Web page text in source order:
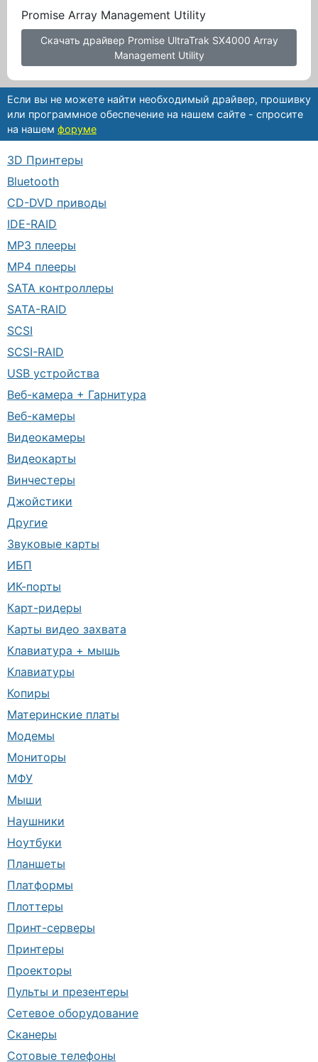
Promise Array Management Utility
Скачать драйвер Promise UltraTrak SX4000 Array
Management Utility
Если вы не можете найти необходимый драйвер, прошивку
или программное обеспечение на нашем сайте - спросите
на нашем форуме
3D Принтеры
Bluetooth
CD-DVD приводы
IDE-RAID
MP3 плееры
MP4 плееры
SATA контроллеры
SATA-RAID
SCSI
SCSI-RAID
USB устройства
Веб-камера + Гарнитура
Веб-камеры
Видеокамеры
Видеокарты
Винчестеры
Джойстики
Другие
Звуковые карты
ИБП
ИК-порты
Карт-ридеры
Карты видео захвата
Клавиатура + мышь
Клавиатуры
Копиры
Материнские платы
Модемы
Мониторы
МФУ
Мыши
Наушники
Ноутбуки
Планшеты
Платформы
Плоттеры
Принт-серверы
Принтеры
Проекторы
Пульты и презентеры
Сетевое оборудование
Сканеры
Сотовые телефоны